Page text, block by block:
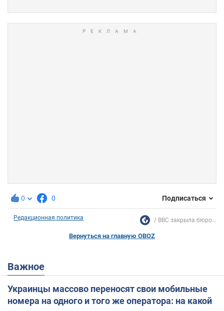
0 0 Подписаться
Редакционная политика BBC закрыла бюро...
Вернуться на главную OBOZ
Важное
Украинцы массово переносят свои мобильные
номера на одного и того же оператора: на какой